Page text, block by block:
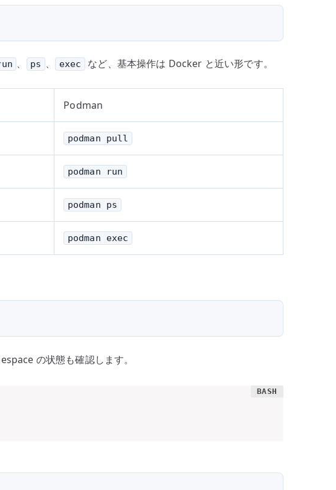
、 ps 、 exec など、基本操作は Docker と近い形です。
Podman
podman pull
podman run
podman ps
podman exec
の状態も確認します。